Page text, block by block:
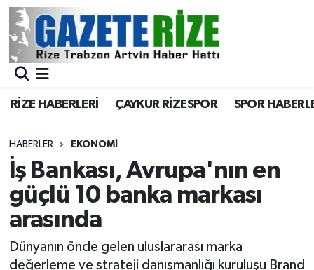
RİZE HABERLERİ ÇAYKUR RİZESPOR SPOR
HABERLER EKONOMİ
İş Bankası, Avrupa'nın en
güçlü 10 banka markası
arasında
Dünyanın önde gelen uluslararası marka
değerleme ve strateji danışmanlığı kuruluşu Brand
BÖLGEMİZ
Asayiş
Rize Jandarma Komutanlığı
Bilim Teknoloji
Advertising news
Merkez Nöbetçi Eczaneler
Merkez Trafik Yoğunluk Haritası
Süper Lig Puan Durumu ve Fikstür
Tüm Manşetler
Haber Arşivi